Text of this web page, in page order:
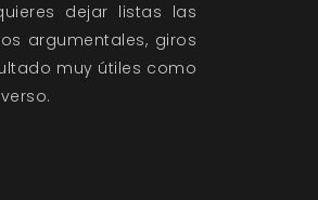
dejar listas las
argumentales, giros
muy útiles como